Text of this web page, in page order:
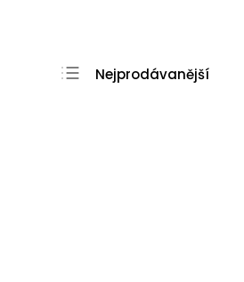
Nejprodávanější